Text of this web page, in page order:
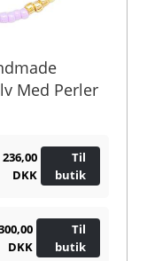
Med Perler
236,00
DKK
Til
butik
DKK
Til
butik